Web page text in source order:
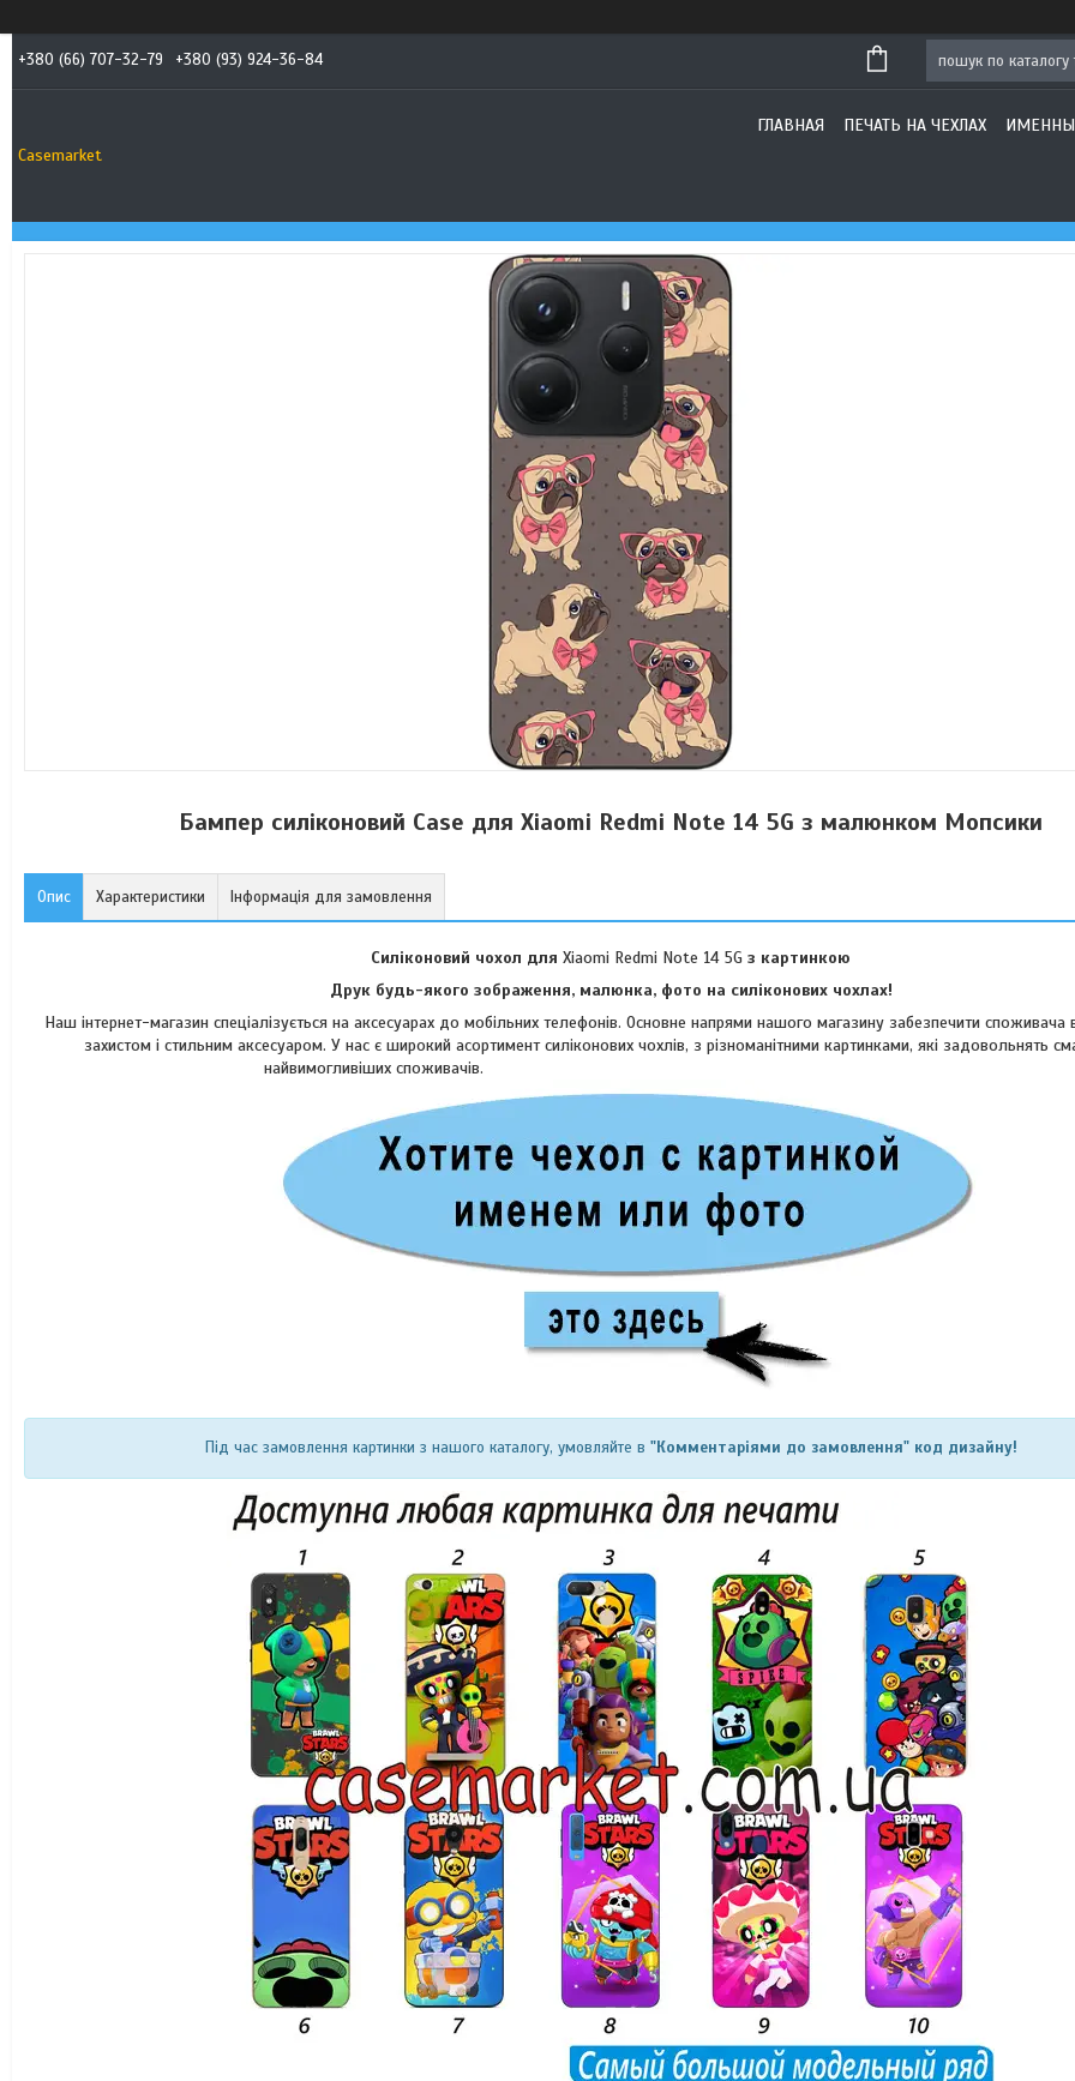
+380 (66) 707-32-79 +380 (93) 924-36-84
Casemarket
ГЛАВНАЯ ПЕЧАТЬ НА ЧЕХЛАХ
Бампер силіконовий Case для Xiaomi Redmi Note 14 5G з малюнком Мопсики
Опис Характеристики Інформація для замовлення
Силіконовий чохол для Xiaomi Redmi Note 14 5G з картинкою
Друк будь-якого зображення, малюнка, фото на силіконових чохлах!
Наш інтернет-магазин спеціалізується на аксесуарах до мобільних телефонів. Основне напрями нашого магазину забезпечити споживача
захистом і стильним аксесуаром. У нас є широкий асортимент силіконових чохлів, з різноманітними картинками, які задовольнять
найвимогливіших споживачів.
Під час замовлення картинки з нашого каталогу, умовляйте в "Комментаріями до замовлення" код дизайну!